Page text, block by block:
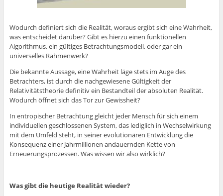
Wodurch definiert sich die Realität, woraus ergibt sich eine Wahrheit,
was entscheidet darüber? Gibt es hierzu einen funktionellen
Algorithmus, ein gültiges Betrachtungsmodell, oder gar ein
universelles Rahmenwerk?
Die bekannte Aussage, eine Wahrheit läge stets im Auge des
Betrachters, ist durch die nachgewiesene Gültigkeit der
Relativitätstheorie definitiv ein Bestandteil der absoluten Realität.
Wodurch öffnet sich das Tor zur Gewissheit?
In entropischer Betrachtung gleicht jeder Mensch für sich einem
individuellen geschlossenen System, das lediglich in Wechselwirkung
mit dem Umfeld steht, in seiner evolutionären Entwicklung die
Konsequenz einer Jahrmillionen andauernden Kette von
Erneuerungsprozessen. Was wissen wir also wirklich?
Was gibt die heutige Realität wieder?